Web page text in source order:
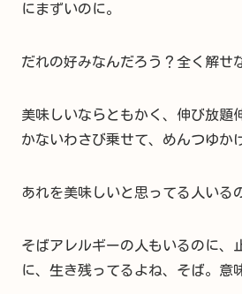
にまずいのに。
だれの好みなんだろう？全く解せ
美味しいならともかく、伸び放題
かないわさび乗せて、めんつゆか
あれを美味しいと思ってる人いる
そばアレルギーの人もいるのに、
に、生き残ってるよね、そば。意